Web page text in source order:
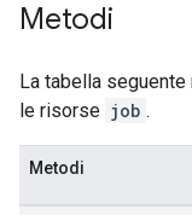
Metodi
La tabella
le risorse job .
Metodi